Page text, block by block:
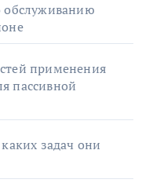
обслуживанию
применения
пассивной
задач они